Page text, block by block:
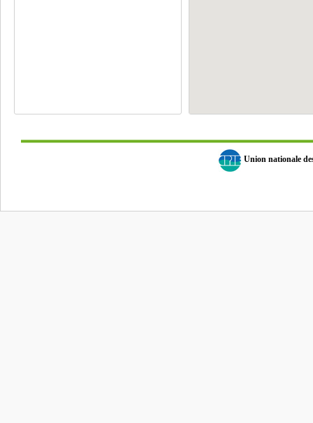
Union nationale